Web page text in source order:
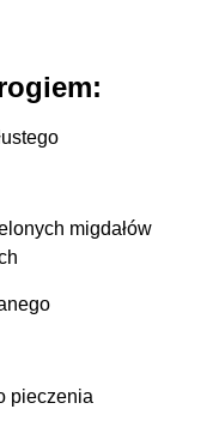
migdałów
pieczenia